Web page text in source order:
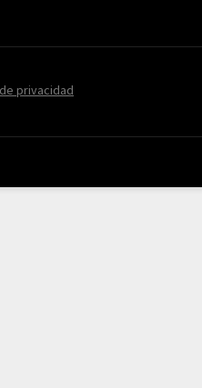
privacidad